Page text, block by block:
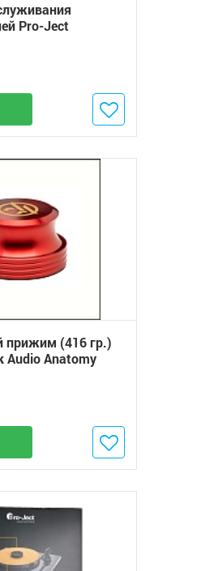
Pro-Ject
Top
в избранное
(416 гр.)
Audio Anatomy
в избранное